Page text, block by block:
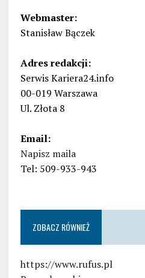
Webmaster:
Stanisław Bączek
Adres redakcji:
Serwis Kariera24.info
00-019 Warszawa
Ul. Złota 8
Email:
Napisz maila
Tel: 509-933-943
ZOBACZ RÓWNIEŻ
https://www.rufus.pl